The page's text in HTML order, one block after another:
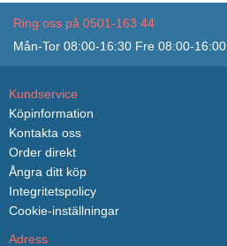
Ring oss på 0501-163 44
Mån-Tor 08:00-16:30 Fre 08:00-16:00
Kundservice
Köpinformation
Kontakta oss
Order direkt
Ångra ditt köp
Integritetspolicy
Cookie-inställningar
Adress